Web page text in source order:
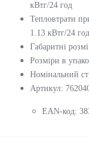
кВтг/24 год
Тепловтрати
1.13 кВтг/24 год
Габаритні
Розміри в
Номінальний
Артикул:
ЕАN-код: